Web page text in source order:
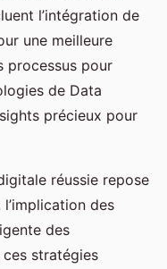
l’intégration de
une meilleure
processus pour
de Data
précieux pour
réussie repose
des
des
stratégies